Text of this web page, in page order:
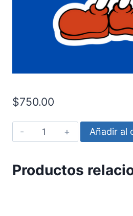
$750.00
show
Cuphead
Añadir al
Productos